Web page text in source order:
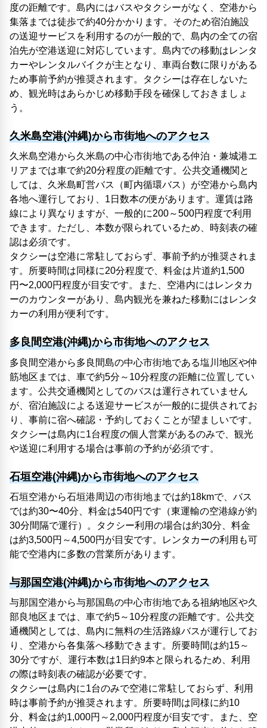
度の距離です。島内にはバスやタクシーがなく、空港から
集落までは徒歩で約40分かかります。そのため宿泊施設
の送迎サービスを利用するのが一般的で、島内の全ての宿
泊先が空港送迎に対応しています。島内での移動はレンタ
カーやレンタルバイクが主となり、車両台数に限りがある
ため事前予約が推奨されます。タクシーは存在しないた
め、観光時はあらかじめ移動手段を確保しておきましょ
う。
久米島空港(沖縄)から市街地へのアクセス
久米島空港から久米島の中心市街地である仲泊・兼城港エ
リアまでは車で約20分程度の距離です。公共交通機関と
しては、久米島町営バス（町内循環バス）が空港から島内
各地へ運行しており、1日数本の便があります。運賃は路
線により異なりますが、一般的に200～500円程度で利用
できます。ただし、本数が限られているため、時刻表の確
認は必須です。
タクシーは空港に常駐しておらず、事前予約が推奨されま
す。所要時間は同様に20分程度で、料金は片道約1,500
円〜2,000円程度が目安です。また、空港内にはレンタカ
ーのカウンターがあり、島内観光を兼ねた移動にはレンタ
カーの利用が便利です。
多良間空港(沖縄)から市街地へのアクセス
多良間空港から多良間島の中心市街地である塩川地区や仲
筋地区までは、車で約5分～10分程度の距離に位置してい
ます。公共交通機関としてのバスは運行されていません
が、宿泊施設による送迎サービスが一般的に提供されてお
り、事前に宿へ確認・予約しておくことが望ましいです。
タクシーは島内に1台程度の個人営業があるのみで、観光
や送迎に利用する場合は事前の予約が必須です。
石垣空港(沖縄)から市街地へのアクセス
石垣空港から石垣港周辺の市街地までは約18kmで、バス
では約30〜40分、料金は540円です（東運輸の空港線が約
30分間隔で運行）。タクシー利用の場合は約30分、料金
は約3,500円～4,500円が目安です。レンタカーの利用も可
能で空港内に多数の営業所があります。
与那国空港(沖縄)から市街地へのアクセス
与那国空港から与那国島の中心市街地である祖納地区や久
部良地区までは、車で約5～10分程度の距離です。公共交
通機関としては、島内に無料の生活路線バスが運行してお
り、空港から各集落へ移動できます。所要時間は約15～
30分ですが、運行本数は1日約9本と限られるため、利用
の際は時刻表の確認が必要です。
タクシーは島内に1台のみで空港に常駐しておらず、利用
時は事前予約が推奨されます。所要時間は同様に約10
分、料金は約1,000円～2,000円程度が目安です。また、空